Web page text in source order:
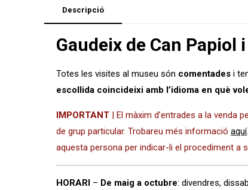
Descripció
Gaudeix de Can Papiol
Totes les visites al museu són comentades i
escollida coincideixi amb l’idioma en què
IMPORTANT | El màxim d’entrades a la venda
de grup particular. Trobareu més informacióaquí
aquesta persona per indicar-li el procediment a
HORARI – De maig a octubre: divendres,